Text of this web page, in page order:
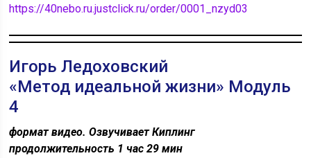
https://40nebo.ru.justclick.ru/order/0001_nzyd03
Игорь Ледоховский
«Метод идеальной жизни» Модуль
4
формат видео. Озвучивает Киплинг
продолжительность 1 час 29 мин